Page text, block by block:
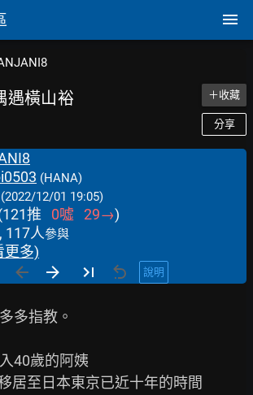
遇橫山裕 ＋收藏
分享
(HANA)
(2022/12/01 19:05)
121推 0噓 29→)
117人參與
更多)
說明
多指教。
40歲的阿姨
居至日本東京已近十年的時間